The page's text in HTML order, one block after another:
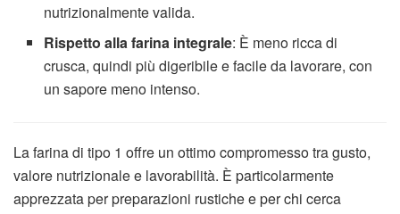
nutrizionalmente valida.
Rispetto alla farina integrale: È meno ricca di
crusca, quindi più digeribile e facile da lavorare, con
un sapore meno intenso.
La farina di tipo 1 offre un ottimo compromesso tra gusto,
valore nutrizionale e lavorabilità. È particolarmente
apprezzata per preparazioni rustiche e per chi cerca